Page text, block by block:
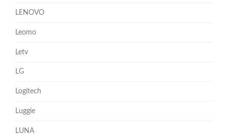
LENOVO
Leomo
Letv
LG
Logitech
Luggie
LUNA